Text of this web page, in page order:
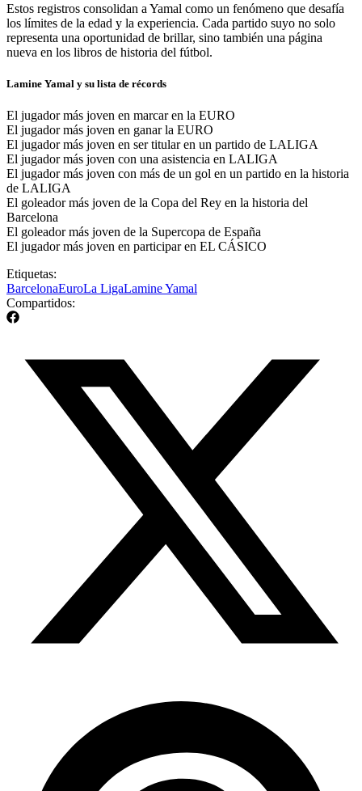
Estos registros consolidan a Yamal como un fenómeno que desafía
los límites de la edad y la experiencia. Cada partido suyo no solo
representa una oportunidad de brillar, sino también una página
nueva en los libros de historia del fútbol.
Lamine Yamal y su lista de récords
El jugador más joven en marcar en la EURO
El jugador más joven en ganar la EURO
El jugador más joven en ser titular en un partido de LALIGA
El jugador más joven con una asistencia en LALIGA
El jugador más joven con más de un gol en un partido en la historia
de LALIGA
El goleador más joven de la Copa del Rey en la historia del
Barcelona
El goleador más joven de la Supercopa de España
El jugador más joven en participar en EL CÁSICO
Etiquetas:
BarcelonaEuroLa LigaLamine Yamal
Compartidos: